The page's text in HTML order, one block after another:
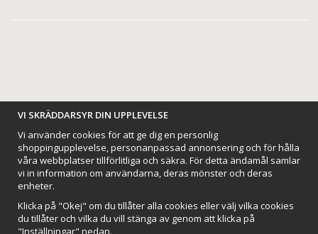
BETALNINGSALTERNATIV
VI SKICKAR MED
VI SKRÄDDARSYR DIN UPPLEVELSE
Vi använder cookies för att ge dig en personlig
shoppingupplevelse, personanpassad annonsering och för hålla
våra webbplatser tillförlitliga och säkra. För detta ändamål samlar
vi in information om användarna, deras mönster och deras
enheter.
Klicka på "Okej" om du tillåter alla cookies eller välj vilka cookies
du tillåter och vilka du vill stänga av genom att klicka på
"Inställningar" nedan.